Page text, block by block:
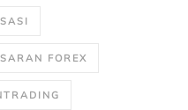
FOREX